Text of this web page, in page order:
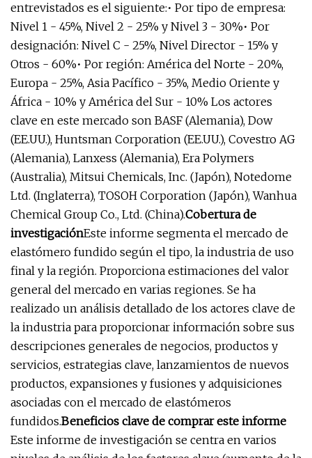
entrevistados es el siguiente:• Por tipo de empresa:
Nivel 1 - 45%, Nivel 2 - 25% y Nivel 3 - 30%• Por
designación: Nivel C - 25%, Nivel Director - 15% y
Otros - 60%• Por región: América del Norte - 20%,
Europa - 25%, Asia Pacífico - 35%, Medio Oriente y
África - 10% y América del Sur - 10% Los actores
clave en este mercado son BASF (Alemania), Dow
(EE.UU.), Huntsman Corporation (EE.UU.), Covestro AG
(Alemania), Lanxess (Alemania), Era Polymers
(Australia), Mitsui Chemicals, Inc. (Japón), Notedome
Ltd. (Inglaterra), TOSOH Corporation (Japón), Wanhua
Chemical Group Co., Ltd. (China).Cobertura de
investigaciónEste informe segmenta el mercado de
elastómero fundido según el tipo, la industria de uso
final y la región. Proporciona estimaciones del valor
general del mercado en varias regiones. Se ha
realizado un análisis detallado de los actores clave de
la industria para proporcionar información sobre sus
descripciones generales de negocios, productos y
servicios, estrategias clave, lanzamientos de nuevos
productos, expansiones y fusiones y adquisiciones
asociadas con el mercado de elastómeros
fundidos.Beneficios clave de comprar este informe
Este informe de investigación se centra en varios